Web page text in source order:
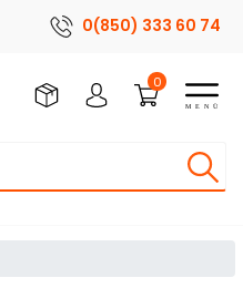
0(850) 333 60 74
0